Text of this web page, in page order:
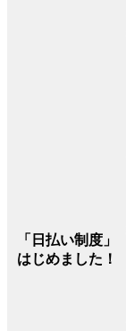
「日払い制度」
はじめました！